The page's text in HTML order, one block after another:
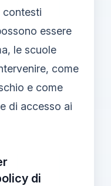
contesti
essere
le scuole
come
e come
di accesso ai
di